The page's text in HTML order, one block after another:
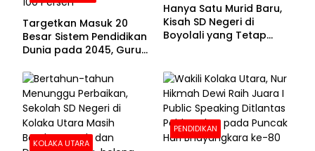
Targetkan Masuk 20
Besar Sistem Pendidikan
Dunia pada 2045, Guru
100 Persen
Hanya Satu Murid Baru,
Kisah SD Negeri di
Boyolali yang Tetap
KOLAKA UTARA
PENDIDIKAN